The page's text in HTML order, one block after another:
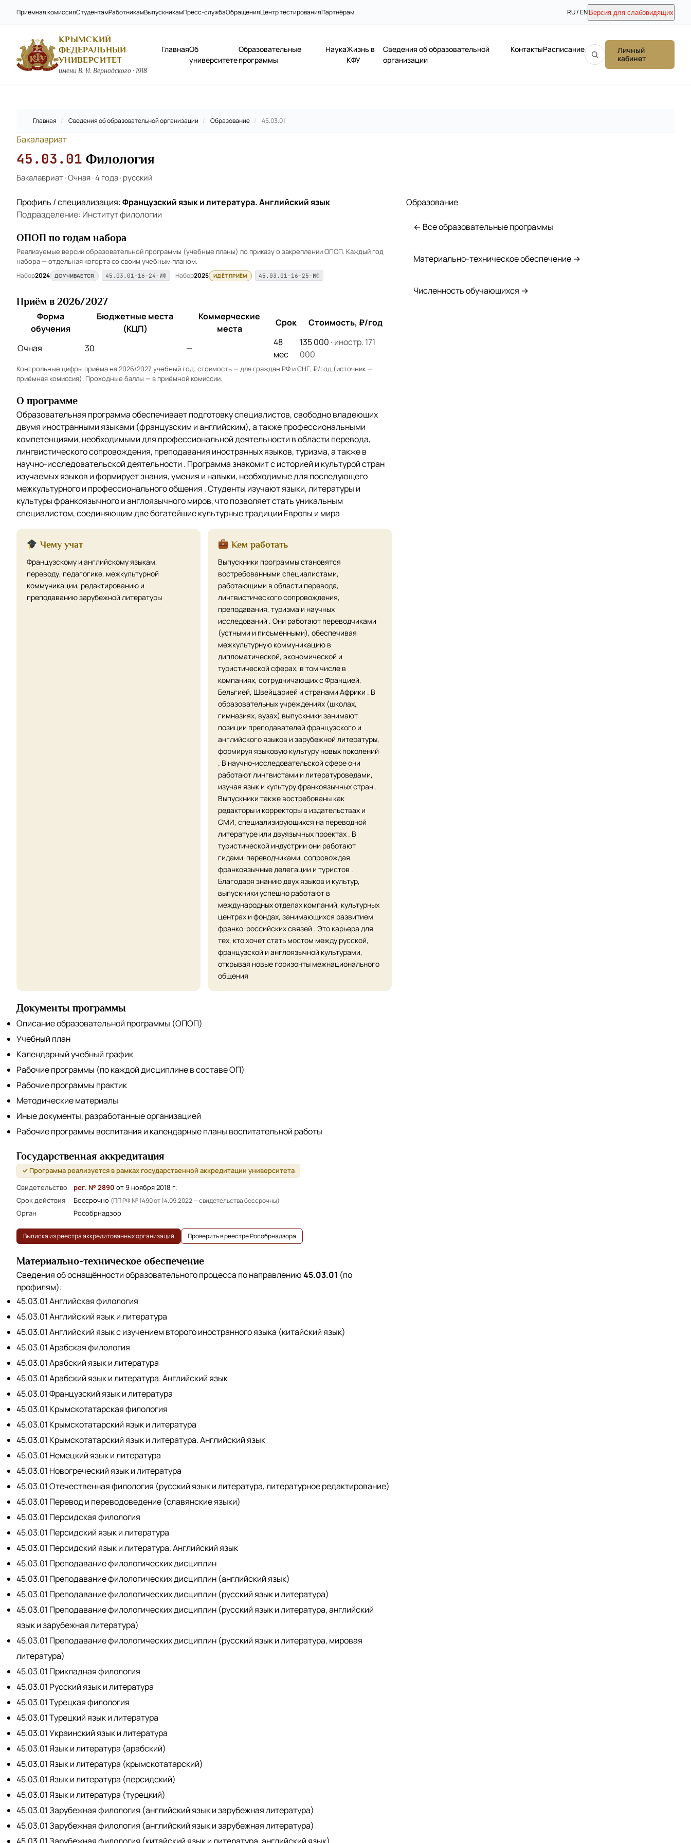
Приёмная комиссияСтудентамРаботникамВыпускникамПресс-службаОбращенияЦентр тестированияПартнёрам RU / EN Версия для слабовидящих
КРЫМСКИЙ
ФЕДЕРАЛЬНЫЙ
УНИВЕРСИТЕТ
имени В. И. Вернадского · 1918
ГлавнаяОб
университете
Образовательные
программы
НаукаЖизнь в
КФУ
Сведения об образовательной
организации
КонтактыРасписание
Личный
кабинет
Главная / Сведения об образовательной организации / Образование / 45.03.01
Бакалавриат
45.03.01 Филология
Бакалавриат·Очная·4 года·русский
Профиль / специализация:Французский язык и литература. Английский язык
Подразделение: Институт филологии
ОПОП по годам набора
Реализуемые версии образовательной программы (учебные планы) по приказу о закреплении ОПОП. Каждый год
набора — отдельная когорта со своим учебным планом.
Набор2024 ДОУЧИВАЕТСЯ 45.03.01-16-24-ИФ Набор2025 ИДЁТ ПРИЁМ 45.03.01-16-25-ИФ
Приём в 2026/2027
Форма
обучения
Бюджетные места
(КЦП)
Коммерческие
места
Срок Стоимость, ₽/год
Очная 30 —
48
мес
135 000 · иностр. 171
000
Контрольные цифры приёма на 2026/2027 учебный год; стоимость — для граждан РФ и СНГ, ₽/год (источник —
приёмная комиссия). Проходные баллы — в приёмной комиссии.
О программе
Образовательная программа обеспечивает подготовку специалистов, свободно владеющих
двумя иностранными языками (французским и английским), а также профессиональными
компетенциями, необходимыми для профессиональной деятельности в области перевода,
лингвистического сопровождения, преподавания иностранных языков, туризма, а также в
научно-исследовательской деятельности . Программа знакомит с историей и культурой стран
изучаемых языков и формирует знания, умения и навыки, необходимые для последующего
межкультурного и профессионального общения . Студенты изучают языки, литературы и
культуры франкоязычного и англоязычного миров, что позволяет стать уникальным
специалистом, соединяющим две богатейшие культурные традиции Европы и мира
Чему учат
Французскому и английскому языкам,
переводу, педагогике, межкультурной
коммуникации, редактированию и
преподаванию зарубежной литературы
Кем работать
Выпускники программы становятся
востребованными специалистами,
работающими в области перевода,
лингвистического сопровождения,
преподавания, туризма и научных
исследований . Они работают переводчиками
(устными и письменными), обеспечивая
межкультурную коммуникацию в
дипломатической, экономической и
туристической сферах, в том числе в
компаниях, сотрудничающих с Францией,
Бельгией, Швейцарией и странами Африки . В
образовательных учреждениях (школах,
гимназиях, вузах) выпускники занимают
позиции преподавателей французского и
английского языков и зарубежной литературы,
формируя языковую культуру новых поколений
. В научно-исследовательской сфере они
работают лингвистами и литературоведами,
изучая язык и культуру франкоязычных стран .
Выпускники также востребованы как
редакторы и корректоры в издательствах и
СМИ, специализирующихся на переводной
литературе или двуязычных проектах . В
туристической индустрии они работают
гидами-переводчиками, сопровождая
франкоязычные делегации и туристов .
Благодаря знанию двух языков и культур,
выпускники успешно работают в
международных отделах компаний, культурных
центрах и фондах, занимающихся развитием
франко-российских связей . Это карьера для
тех, кто хочет стать мостом между русской,
французской и англоязычной культурами,
открывая новые горизонты межнационального
общения
Документы программы
Описание образовательной программы (ОПОП)
Учебный план
Календарный учебный график
Рабочие программы (по каждой дисциплине в составе ОП)
Рабочие программы практик
Методические материалы
Иные документы, разработанные организацией
Рабочие программы воспитания и календарные планы воспитательной работы
Государственная аккредитация
✓ Программа реализуется в рамках государственной аккредитации университета
Свидетельство
рег. № 2890 от 9 ноября 2018 г.
Срок действия
Бессрочно (ПП РФ № 1490 от 14.09.2022 — свидетельства бессрочны)
Орган Рособрнадзор
Выписка из реестра аккредитованных организаций Проверить в реестре Рособрнадзора
Материально-техническое обеспечение
Сведения об оснащённости образовательного процесса по направлению45.03.01 (по
профилям):
45.03.01 Английская филология
45.03.01 Английский язык и литература
45.03.01 Английский язык с изучением второго иностранного языка (китайский язык)
45.03.01 Арабская филология
45.03.01 Арабский язык и литература
45.03.01 Арабский язык и литература. Английский язык
45.03.01 Французский язык и литература
45.03.01 Крымскотатарская филология
45.03.01 Крымскотатарский язык и литература
45.03.01 Крымскотатарский язык и литература. Английский язык
45.03.01 Немецкий язык и литература
45.03.01 Новогреческий язык и литература
45.03.01 Отечественная филология (русский язык и литература, литературное редактирование)
45.03.01 Перевод и переводоведение (славянские языки)
45.03.01 Персидская филология
45.03.01 Персидский язык и литература
45.03.01 Персидский язык и литература. Английский язык
45.03.01 Преподавание филологических дисциплин
45.03.01 Преподавание филологических дисциплин (английский язык)
45.03.01 Преподавание филологических дисциплин (русский язык и литература)
45.03.01 Преподавание филологических дисциплин (русский язык и литература, английский
язык и зарубежная литература)
45.03.01 Преподавание филологических дисциплин (русский язык и литература, мировая
литература)
45.03.01 Прикладная филология
45.03.01 Русский язык и литература
45.03.01 Турецкая филология
45.03.01 Турецкий язык и литература
45.03.01 Украинский язык и литература
45.03.01 Язык и литература (арабский)
45.03.01 Язык и литература (крымскотатарский)
45.03.01 Язык и литература (персидский)
45.03.01 Язык и литература (турецкий)
45.03.01 Зарубежная филология (английский язык и зарубежная литература)
45.03.01 Зарубежная филология (английский язык и зарубежная литература)
Образование
← Все образовательные программы
Материально-техническое обеспечение →
Численность обучающихся →